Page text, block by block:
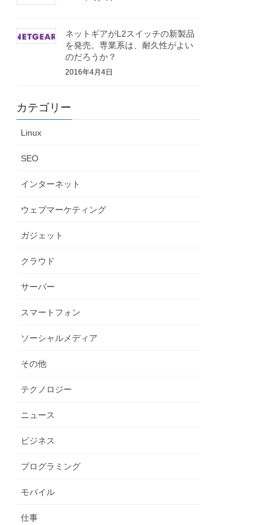
ネットギアがL2スイッチの新製品
を発売。専業系は、耐久性がよい
のだろうか？
2016年4月4日
カテゴリー
Linux
SEO
インターネット
ウェブマーケティング
ガジェット
クラウド
サーバー
スマートフォン
ソーシャルメディア
その他
テクノロジー
ニュース
ビジネス
プログラミング
モバイル
仕事